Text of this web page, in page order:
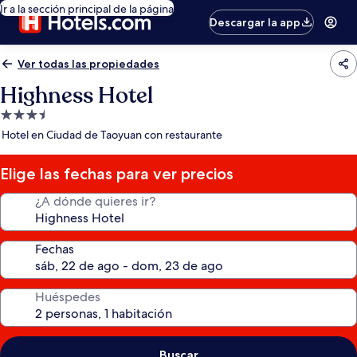
Ir a la sección principal de la página
Descargar la app
Ver todas las propiedades
Highness Hotel
Propiedad
de
estrellas
Hotel en Ciudad de Taoyuan con restaurante
Elige las fechas para ver precios
¿A dónde quieres ir?
Fechas
Huéspedes